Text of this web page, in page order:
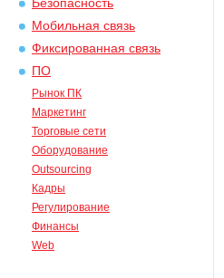
Безопасность
Мобильная связь
Фиксированная связь
ПО
Рынок ПК
Маркетинг
Торговые сети
Оборудование
Outsourcing
Кадры
Регулирование
Финансы
Web